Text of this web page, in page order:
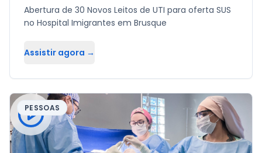
Abertura de 30 Novos Leitos de UTI para oferta SUS
no Hospital Imigrantes em Brusque
Assistir agora →
PESSOAS